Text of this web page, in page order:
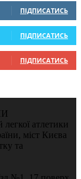
ПІДПИСАТИСЬ
ПІДПИСАТИСЬ
ПІДПИСАТИСЬ
легкої атлетики
міст Києва
та